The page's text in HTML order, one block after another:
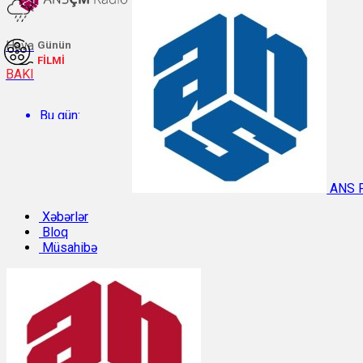
Hava
BAKI
Bu gün:
Temperatur: 29.3°C. Rütubət: 48%.
Sabah:
Günün
FİLMİ
ANS
Xəbərlər
Bloq
Müsahibə